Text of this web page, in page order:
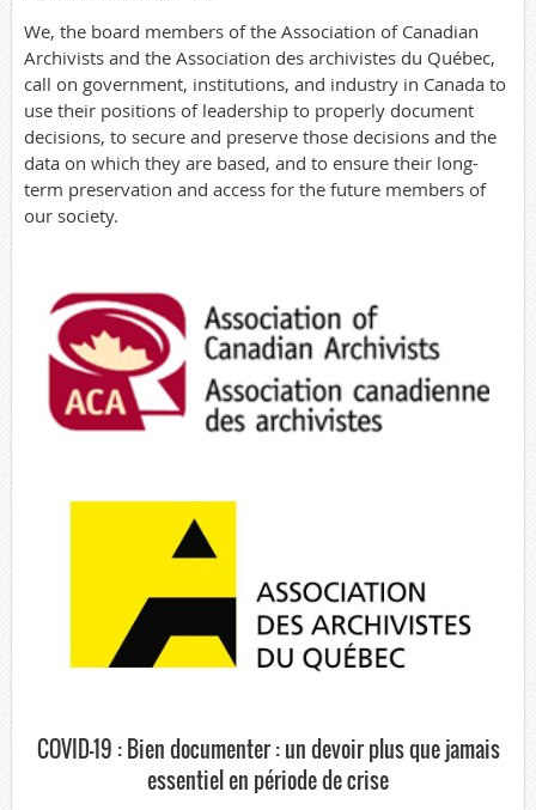
We, the board members of the Association of Canadian
Archivists and the Association des archivistes du Québec,
call on government, institutions, and industry in Canada to
use their positions of leadership to properly document
decisions, to secure and preserve those decisions and the
data on which they are based, and to ensure their long-
term preservation and access for the future members of
our society.
COVID-19 : Bien documenter : un devoir plus que jamais
essentiel en période de crise